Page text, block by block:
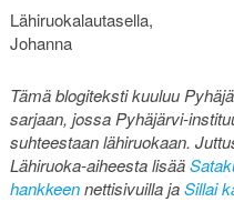
Lähiruokalautasella,
Johanna
Tämä blogiteksti kuuluu
sarjaan, jossa Pyhäjärvi-
suhteestaan lähiruokaan.
Lähiruoka-aiheesta lisää
hankkeennettisivuilla jaSillai